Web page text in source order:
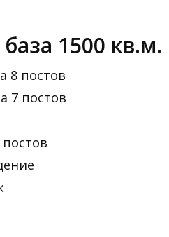
1500 кв.м.
8 постов
7 постов